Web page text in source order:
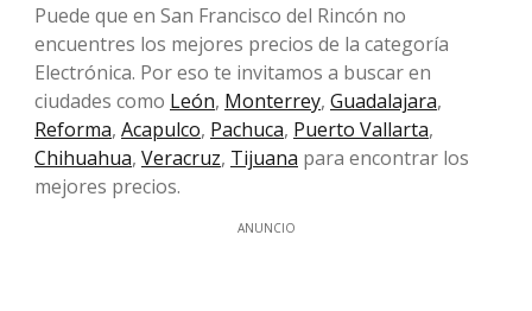
Puede que en San Francisco del Rincón no
encuentres los mejores precios de la categoría
Electrónica. Por eso te invitamos a buscar en
ciudades como León, Monterrey, Guadalajara,
Reforma, Acapulco, Pachuca, Puerto Vallarta,
Chihuahua, Veracruz, Tijuana para encontrar los
mejores precios.
ANUNCIO